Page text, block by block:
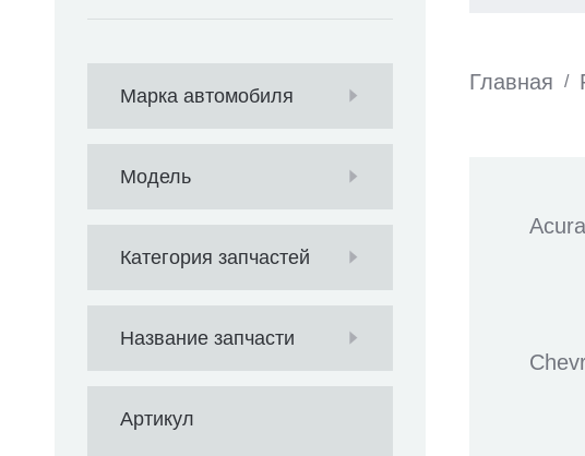
Марка автомобиля
Модель
Категория запчастей
Название запчасти
Артикул
Главная /
Acura